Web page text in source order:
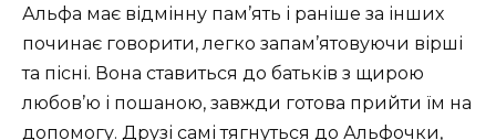
Альфа має відмінну пам’ять і раніше за інших
починає говорити, легко запам’ятовуючи вірші
та пісні. Вона ставиться до батьків з щирою
любов’ю і пошаною, завжди готова прийти їм на
допомогу. Друзі самі тягнуться до Альфочки,